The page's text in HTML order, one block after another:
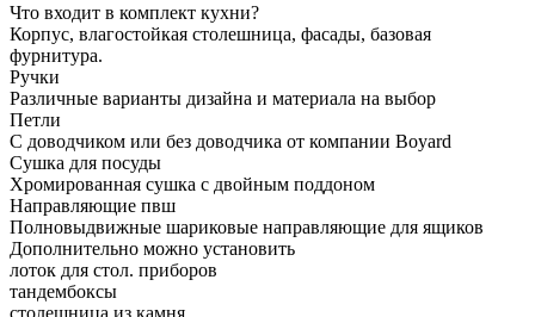
Что входит в комплект кухни?
Корпус, влагостойкая столешница, фасады, базовая
фурнитура.
Ручки
Различные варианты дизайна и материала на выбор
Петли
С доводчиком или без доводчика от компании Boyard
Сушка для посуды
Хромированная сушка с двойным поддоном
Направляющие пвш
Полновыдвижные шариковые направляющие для ящиков
Дополнительно можно установить
лоток для стол. приборов
тандембоксы
столешница из камня